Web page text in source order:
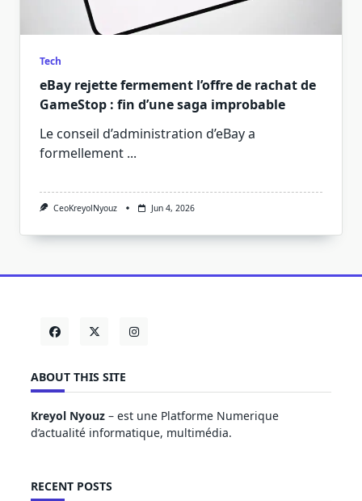
Tech
eBay rejette fermement l’offre de rachat de
GameStop : fin d’une saga improbable
Le conseil d’administration d’eBay a
formellement ...
CeoKreyolNyouz Jun 4, 2026
ABOUT THIS SITE
Kreyol Nyouz – est une Platforme Numerique
d’actualité informatique, multimédia.
RECENT POSTS